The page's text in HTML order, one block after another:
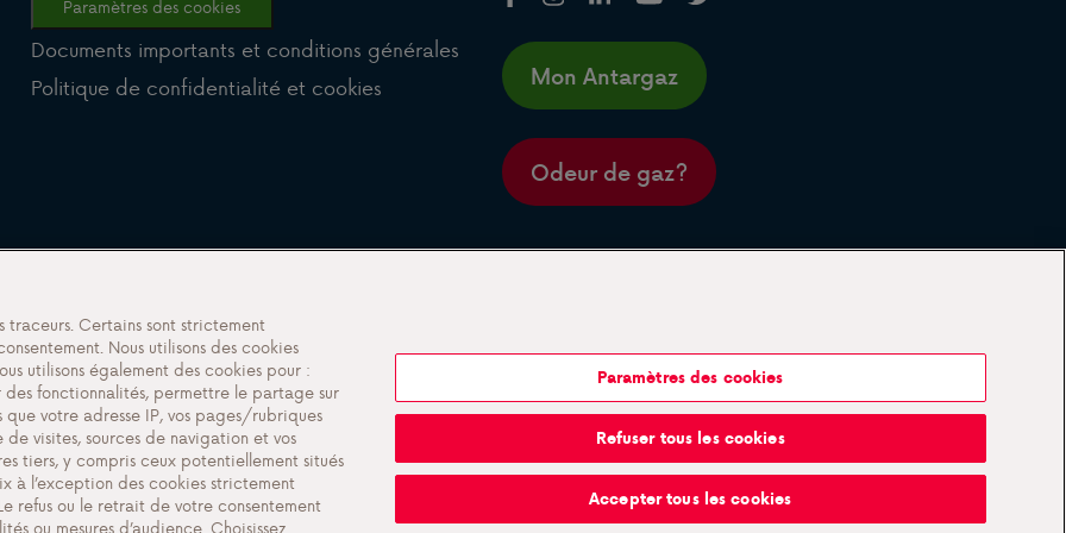
Paramètres des cookies
Documents importants et conditions générales
Politique de confidentialité et cookies
Mon Antargaz
Odeur de gaz?
traceurs. Certains sont strictement
Nous utilisons des cookies
utilisons également des cookies pour :
fonctionnalités, permettre le partage sur
votre adresse IP, vos pages/rubriques
visites, sources de navigation et vos
tiers, y compris ceux potentiellement situés
à l’exception des cookies strictement
refus ou le retrait de votre consentement
ou mesures d’audience. Choisissez
Paramètres des cookies
Refuser tous les cookies
Accepter tous les cookies